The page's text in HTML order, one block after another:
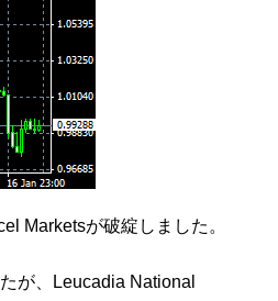
Marketsが破綻しました。
が、Leucadia National